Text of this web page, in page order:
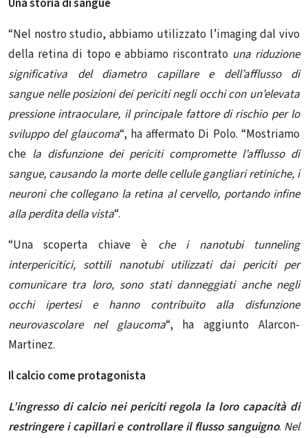
Una storia di sangue
“Nel nostro studio, abbiamo utilizzato l’imaging dal vivo
della retina di topo e abbiamo riscontrato una riduzione
significativa del diametro capillare e dell’afflusso di
sanguenelle posizioni dei periciti negli occhi con un’elevata
pressione intraoculare, il principale fattore di rischio per lo
sviluppo del glaucoma“, ha affermato Di Polo.“Mostriamo
che la disfunzione dei periciti compromette l’afflusso di
sangue, causando la morte delle cellule gangliari retiniche, i
neuroni che collegano la retina al cervello, portando infine
alla perdita della vista“.
“Una scoperta chiave è che i nanotubi tunneling
interpericitici, sottili nanotubi utilizzati dai periciti per
comunicare tra loro, sono stati danneggiati anche negli
occhi ipertesi e hanno contribuito alla disfunzione
neurovascolare nel glaucoma“, ha aggiunto Alarcon-
Martinez.
Il calcio come protagonista
L’ingresso di calcio nei periciti regola la loro capacità di
restringere i capillari e controllare il flusso sanguigno. Nel